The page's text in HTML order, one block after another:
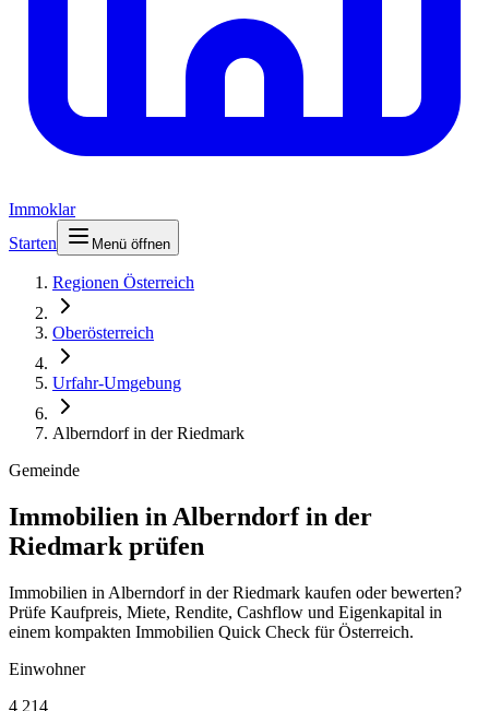
Immoklar
Starten
Menü öffnen
Regionen Österreich
Oberösterreich
Urfahr-Umgebung
Alberndorf in der Riedmark
Gemeinde
Immobilien in Alberndorf in der
Riedmark prüfen
Immobilien in Alberndorf in der Riedmark kaufen oder bewerten?
Prüfe Kaufpreis, Miete, Rendite, Cashflow und Eigenkapital in
einem kompakten Immobilien Quick Check für Österreich.
Einwohner
4 214